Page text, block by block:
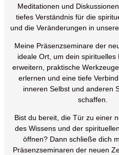
Meditationen und
tiefes Verständnis für die
und die Veränderungen in
Meine Präsenzseminare der
ideale Ort, um dein spirituelles
erweitern, praktische
erlernen und eine tiefe
inneren Selbst und anderen
schaffen.
Bist du bereit, die Tür zu einer
des Wissens und der
öffnen? Dann schließe dich
Präsenzseminaren der neuen